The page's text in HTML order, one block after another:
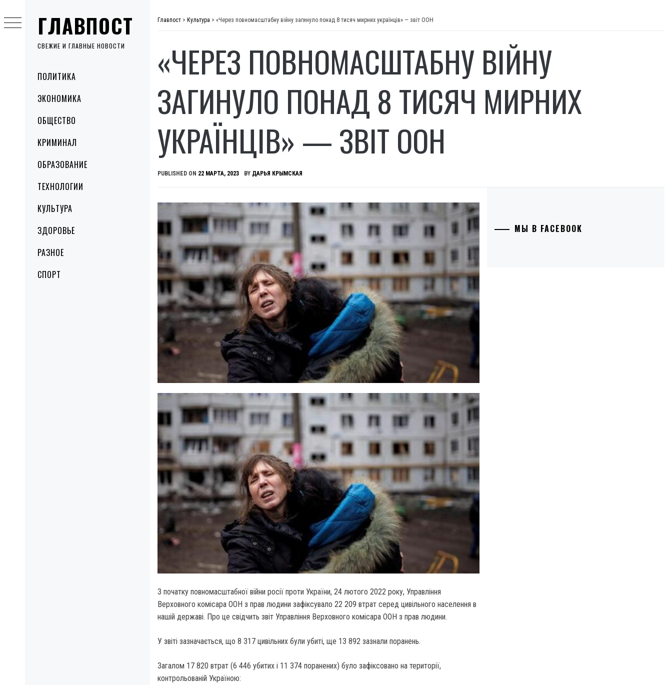
ГЛАВПОСТ
СВЕЖИЕ И ГЛАВНЫЕ НОВОСТИ
MenuПОЛИТИКА
ЭКОНОМИКА
ОБЩЕСТВО
КРИМИНАЛ
ОБРАЗОВАНИЕ
ТЕХНОЛОГИИ
КУЛЬТУРА
ЗДОРОВЬЕ
РАЗНОЕ
СПОРТ
to
content
Главпост > Культура > «Через повномасштабну війну загинуло понад 8 тисяч мирних українців» — звіт ООН
«ЧЕРЕЗ ПОВНОМАСШТАБНУ ВІЙНУ
ЗАГИНУЛО ПОНАД 8 ТИСЯЧ МИРНИХ
УКРАЇНЦІВ» — ЗВІТ ООН
PUBLISHED ON 22 МАРТА, 2023 BY ДАРЬЯ КРЫМСКАЯ
З початку повномасштабної війни росії проти України, 24 лютого 2022 року, Управління
Верховного комісара ООН з прав людини зафіксувало 22 209 втрат серед цивільного населення в
нашій державі. Про це свідчить звіт Управління Верховного комісара ООН з прав людини.
У звіті зазначається, що 8 317 цивільних були убиті, ще 13 892 зазнали поранень.
Загалом 17 820 втрат (6 446 убитих і 11 374 поранених) було зафіксовано на території,
контрольованій Україною:
МЫ В FACEBOOK